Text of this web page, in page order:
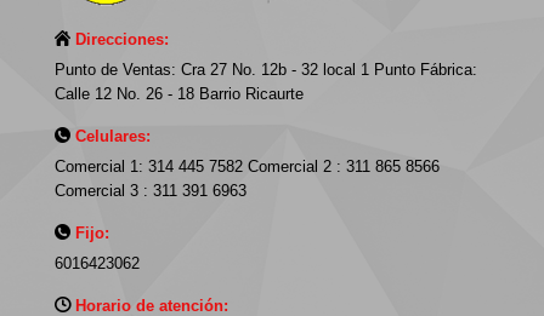
Direcciones:
Punto de Ventas: Cra 27 No. 12b - 32 local 1 Punto Fábrica:
Calle 12 No. 26 - 18 Barrio Ricaurte
Celulares:
Comercial 1: 314 445 7582 Comercial 2 : 311 865 8566
Comercial 3 : 311 391 6963
Fijo:
6016423062
Horario de atención: